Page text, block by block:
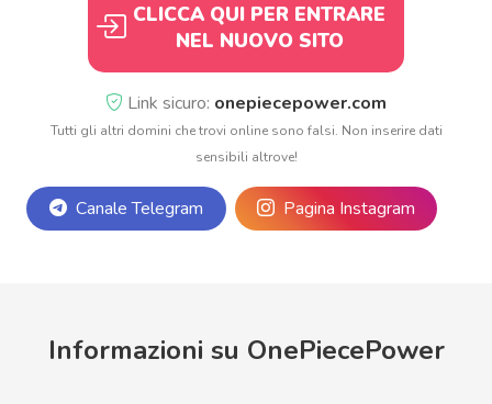
CLICCA QUI PER ENTRARE
NEL NUOVO SITO
Link sicuro: onepiecepower.com
Tutti gli altri domini che trovi online sono falsi. Non inserire dati
sensibili altrove!
Canale Telegram Pagina Instagram
Informazioni su OnePiecePower